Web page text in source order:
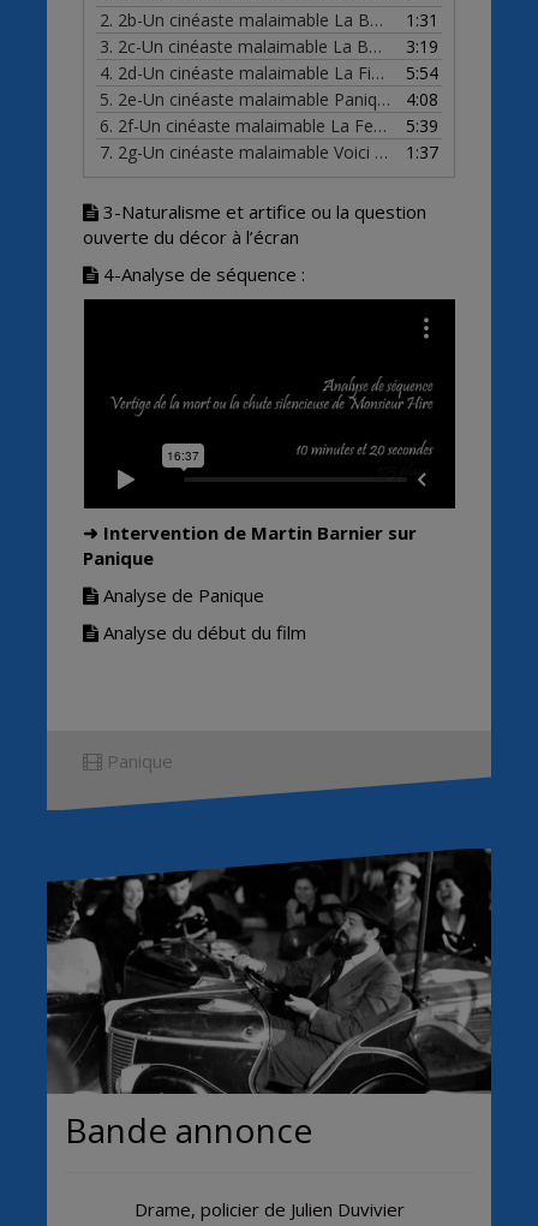
2. 2b-Un cinéaste malaimable La Bandera 1935 chp hchp
1:31
3. 2c-Un cinéaste malaimable La Belle Equipe 1936 gros plan
3:19
4. 2d-Un cinéaste malaimable La Fin du Jour 1939 mvt
5:54
5. 2e-Un cinéaste malaimable Panique (1946) échelle plan
4:08
6. 2f-Un cinéaste malaimable La Fete a Henriette 1952 récit
5:39
7. 2g-Un cinéaste malaimable Voici le Temps des Assassins 1956 bs bi 1:37
3-Naturalisme et artifice ou la question
ouverte du décor à l’écran
4-Analyse de séquence :
➜ Intervention de Martin Barnier sur
Panique
Analyse de Panique
Analyse du début du film
Panique
Bande annonce
Drame, policier de Julien Duvivier